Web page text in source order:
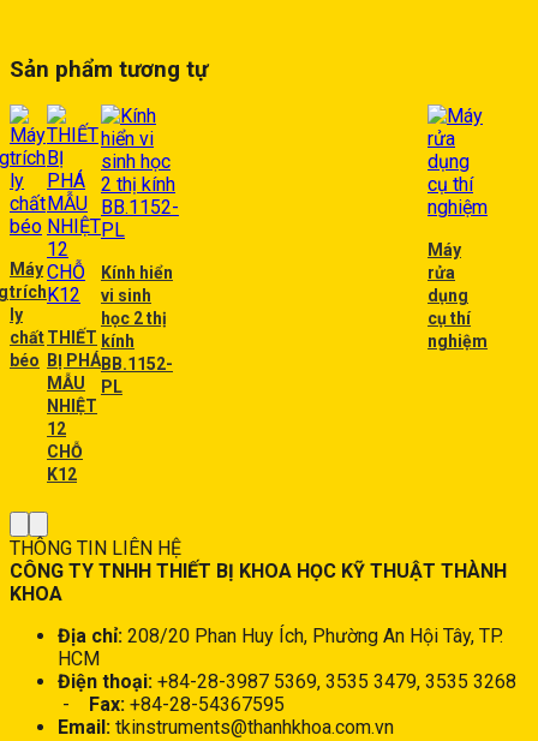
Sản phẩm tương tự
Máy
trích
ly
chất
béo
THIẾT
BỊ PHÁ
MẪU
NHIỆT
12
CHỖ
K12
Kính hiển
vi sinh
học 2 thị
kính
BB.1152-
PL
Máy
rửa
dụng
cụ thí
nghiệm
THÔNG TIN LIÊN HỆ
CÔNG TY TNHH THIẾT BỊ KHOA HỌC KỸ THUẬT THÀNH
KHOA
Địa chỉ: 208/20 Phan Huy Ích, Phường An Hội Tây, TP.
HCM
Điện thoại: +84-28-3987 5369, 3535 3479, 3535 3268
-
Fax: +84-28-54367595
Email: tkinstruments@thanhkhoa.com.vn